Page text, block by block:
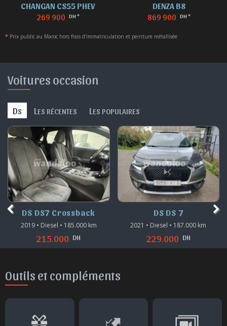
CHANGAN CS55 PHEV
269 900 DH *
DENZA B8
869 900 DH *
* Prix public au Maroc hors frais d'immatriculation et peinture métallisée
Voitures occasion
DS L ES RÉCENTES L ES POPULAIRES
DS DS7 Crossback
2019 • Diesel • 185.000 km
215.000 DH
DS DS 7
2021 • Diesel • 187.000 km
229.000 DH
Outils et compléments